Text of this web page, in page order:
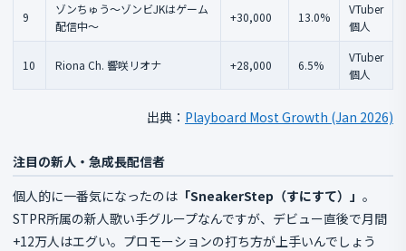
9
ゾンちゅう〜ゾンビJKはゲーム
配信中〜
+30,000 13.0%
VTuber
個人
10 Riona Ch. 響咲リオナ +28,000 6.5%
VTuber
個人
出典： Playboard Most Growth (Jan 2026)
注目の新人・急成長配信者
個人的に一番気になったのは 「SneakerStep（すにすて）」 。
STPR所属の新人歌い手グループなんですが、デビュー直後で月間
+12万人はエグい。プロモーションの打ち方が上手いんでしょう